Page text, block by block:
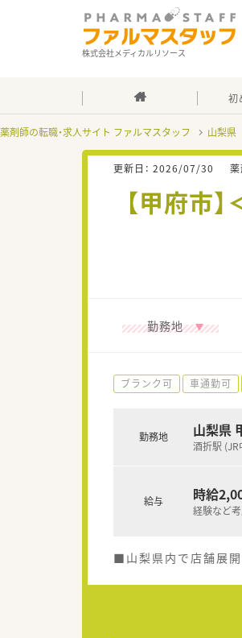
株式会社メディカルリソース
初
薬剤師の転職・求人サイト ファルマスタッフ 山梨県
更新日： 2026/07/30 薬
【甲府市
勤務地
ブランク可 車通勤可
勤務地 山梨県
酒折駅
給与 時給
経験など
■山梨県内で店舗展開